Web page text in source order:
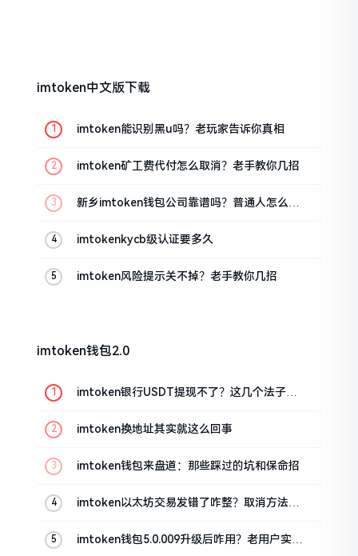
imtoken中文版下载
imtoken能识别黑u吗？老玩家告诉你真相
imtoken矿工费代付怎么取消？老手教你几招
新乡imtoken钱包公司靠谱吗？普通人怎么避
imtokenkycb级认证要多久
imtoken风险提示关不掉？老手教你几招
imtoken钱包2.0
imtoken银行USDT提现不了？这几个法子能
imtoken换地址其实就这么回事
imtoken钱包来盘道：那些踩过的坑和保命招
imtoken以太坊交易发错了咋整？取消方法告
imtoken钱包5.0.009升级后咋用？老用户实测